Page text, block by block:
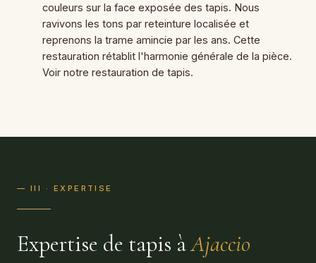
couleurs sur la face exposée des tapis. Nous
ravivons les tons par reteinture localisée et
reprenons la trame amincie par les ans. Cette
restauration rétablit l'harmonie générale de la pièce.
Voir notre restauration de tapis.
— III · EXPERTISE
Expertise de tapis àAjaccio